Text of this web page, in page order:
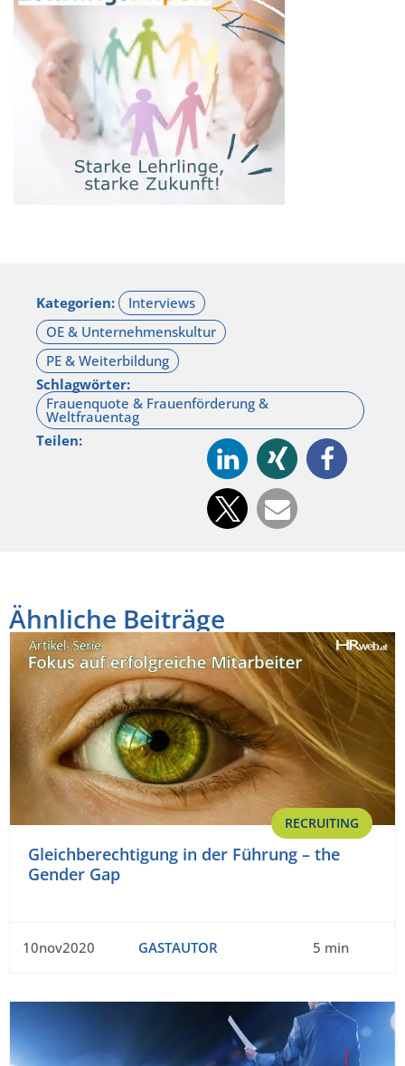
Kategorien:
Schlagwörter:
Teilen:
Ähnliche Beiträge
RECRUITING
Gleichberechtigung in der Führung – the
Gender Gap
10nov2020 GASTAUTOR 5 min